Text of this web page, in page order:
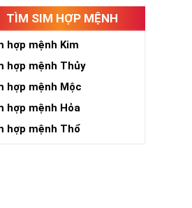
TÌM SIM HỢP MỆNH
hợp mệnh Kim
hợp mệnh Thủy
hợp mệnh Mộc
hợp mệnh Hỏa
hợp mệnh Thổ